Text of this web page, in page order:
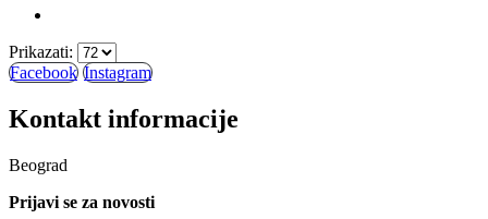
Prikazati:
Facebook Instagram
Kontakt informacije
Beograd
Prijavi se za novosti